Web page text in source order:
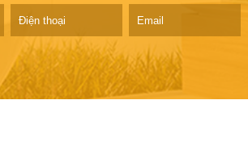
10 công trình nổi bật nhất Việt Nam
Tòa nhà Quốc hội, Keangnam, Lotte, Bitexco